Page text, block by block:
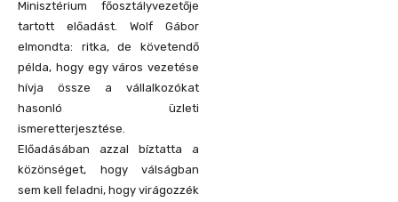
Minisztérium főosztályvezetője
tartott előadást. Wolf Gábor
elmondta: ritka, de követendő
példa, hogy egy város vezetése
hívja össze a vállalkozókat
hasonló üzleti
ismeretterjesztése.
Előadásában azzal bíztatta a
közönséget, hogy válságban
sem kell feladni, hogy virágozzék